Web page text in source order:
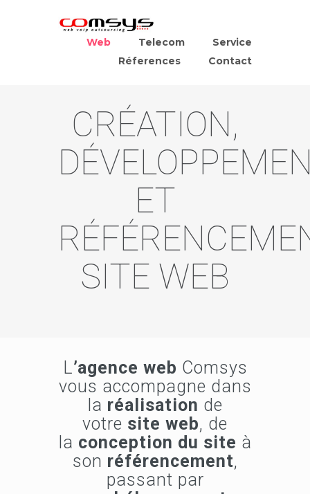
Web Telecom
Service
Réferences
Contact
CRÉATION,
ET
SITE WEB
L’agence web Comsys
vous accompagne dans
la réalisation de
votre site web, de
la conception du site à
son référencement,
passant par